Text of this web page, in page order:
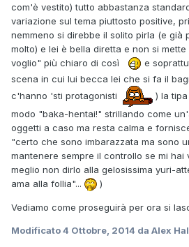
com'è vestito) tutto abbastanza
variazione sul tema piuttosto positive,
nemmeno si direbbe il solito pirla (e già
molto) e lei è bella diretta e non si
voglio" più chiaro di così
e
scena in cui lui becca lei che si fa il
c'hanno 'sti protagonisti
) la
modo "baka-hentai!" strillando come
oggetti a caso ma resta calma e
"certo che sono imbarazzata ma sono
mantenere sempre il controllo se mi
meglio non dirlo alla gelosissima yuri-
ama alla follia"...
)
Vediamo come proseguirà per ora si
Modificato4 Ottobre, 2014 da Alex